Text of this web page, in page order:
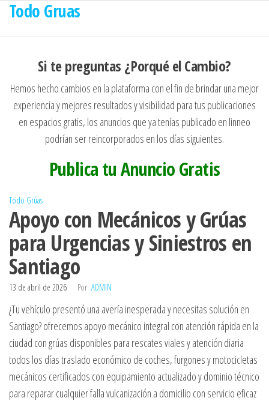
Saltar
contenido
Todo Gruas
Si te preguntas ¿Porqué el Cambio?
Hemos hecho cambios en la plataforma con el fin de brindar una mejor
experiencia y mejores resultados y visibilidad para tus publicaciones
en espacios gratis, los anuncios que ya tenías publicado en linneo
podrían ser reincorporados en los días siguientes.
Publica tu Anuncio Gratis
Todo Grúas
Apoyo con Mecánicos y Grúas
para Urgencias y Siniestros en
Santiago
13 de abril de 2026 Por ADMIN
¿Tu vehículo presentó una avería inesperada y necesitas solución en
Santiago? ofrecemos apoyo mecánico integral con atención rápida en la
ciudad con grúas disponibles para rescates viales y atención diaria
todos los días traslado económico de coches, furgones y motocicletas
mecánicos certificados con equipamiento actualizado y dominio técnico
para reparar cualquier falla vulcanización a domicilio con servicio eficaz